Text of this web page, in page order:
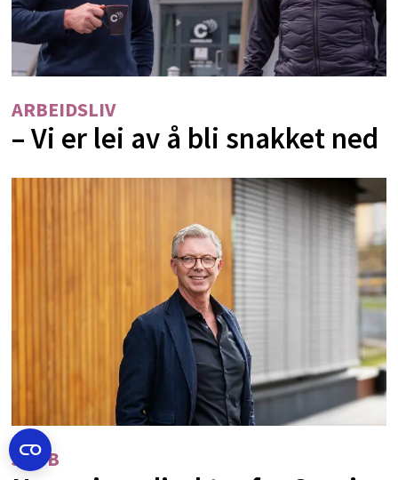
ARBEIDSLIV
– Vi er lei av å bli snakket ned
JOBB